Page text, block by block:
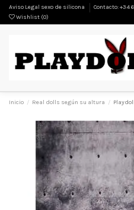
Aviso Legal sexo de silicona
Contacto: +34
Wishlist (0)
Inicio Real dolls según su altura